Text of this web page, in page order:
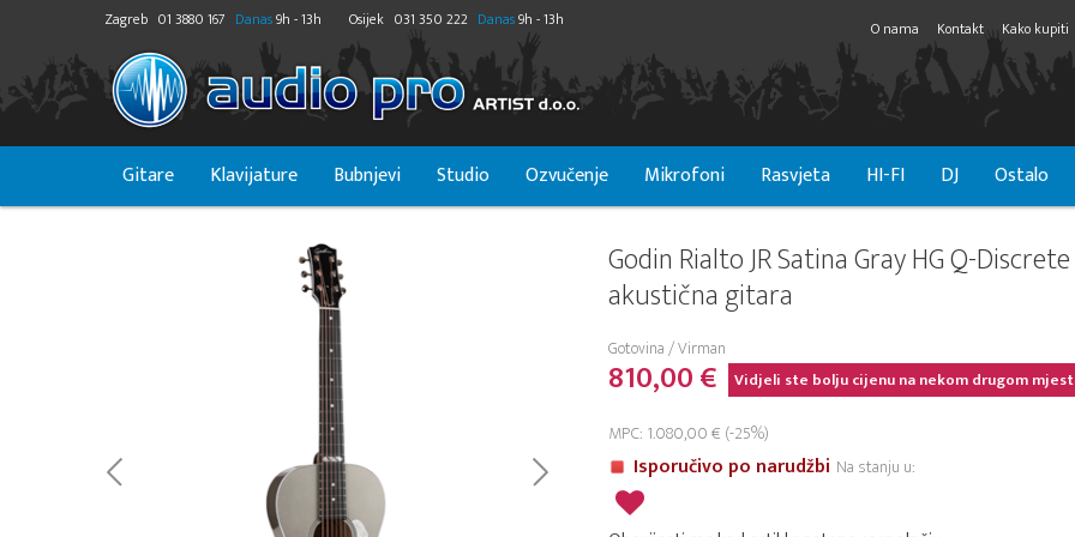
Zagreb 01 3880 167 Danas9h - 13h Osijek 031 350 222 Danas9h - 13h O nama Kontakt Kako kupiti
Gitare Klavijature Bubnjevi Studio Ozvučenje Mikrofoni Rasvjeta HI-FI DJ Ostalo
Godin Rialto JR Satina Gray HG Q-
akustična gitara
Gotovina / Virman
810,00 € Vidjeli ste bolju cijenu na nekom drugom
MPC: 1.080,00 € (-25%)
Isporučivo po narudžbi Na stanju u: